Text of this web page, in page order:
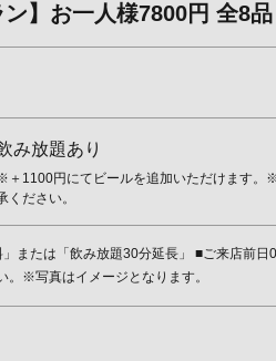
】お一人様7800円 全8品
み放題あり
＋1100円にてビールを追加いただけます。
ください。
または「飲み放題30分延長」 ■ご来店前
。※写真はイメージとなります。